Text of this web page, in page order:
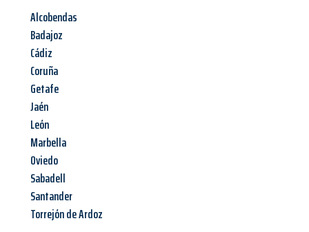
Alcobendas
Badajoz
Cádiz
Coruña
Getafe
Jaén
León
Marbella
Oviedo
Sabadell
Santander
Torrejón de Ardoz